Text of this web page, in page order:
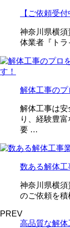
【ご依頼受
神奈川県横
体業者『ト
解体工事の
解体工事は
り、経験豊
要 …
数ある解体
神奈川県横
のご依頼を
PREV
高品質な解